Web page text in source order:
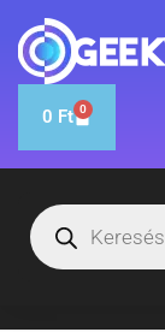
0 Ft 0